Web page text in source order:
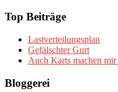
Top Beiträge
Lastverteilungsplan
Gefälschter Gurt
Auch Karts machen
Bloggerei